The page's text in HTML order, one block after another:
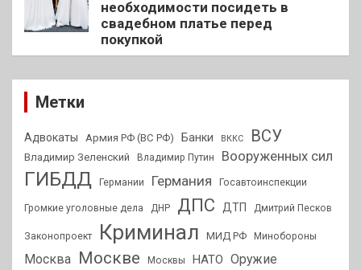
необходимости посидеть в
свадебном платье перед
покупкой
Метки
Адвокаты Армия РФ (ВС РФ) Банки ВККС ВСУ
Владимир Зеленский Владимир Путин Вооруженных сил
ГИБДД Германии Германия Госавтоинспекции
Громкие уголовные дела ДНР ДПС ДТП Дмитрий Песков
Законопроект Криминал МИД РФ Минобороны
Москва Москве Москвы НАТО Оружие